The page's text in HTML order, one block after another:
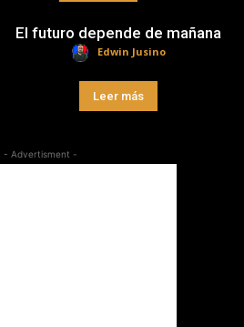
El futuro depende de mañana
Edwin Jusino
Leer más
- Advertisment -